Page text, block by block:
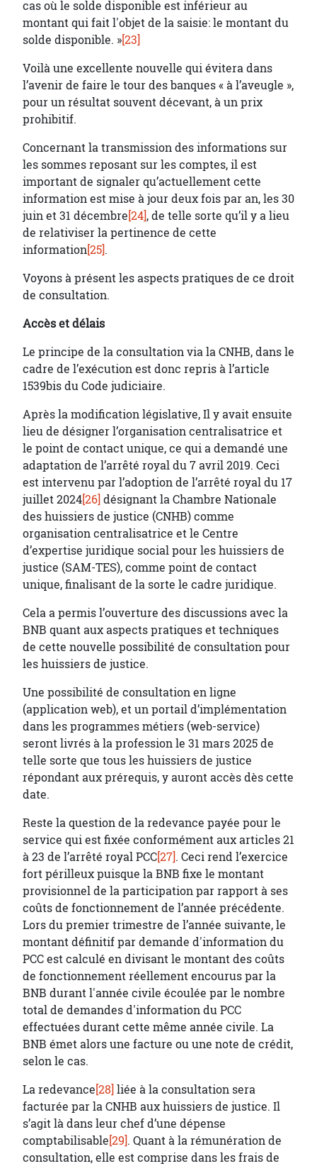
cas où le solde disponible est inférieur au
montant qui fait l'objet de la saisie: le montant du
solde disponible. »[23]
Voilà une excellente nouvelle qui évitera dans
l’avenir de faire le tour des banques « à l’aveugle »,
pour un résultat souvent décevant, à un prix
prohibitif.
Concernant la transmission des informations sur
les sommes reposant sur les comptes, il est
important de signaler qu’actuellement cette
information est mise à jour deux fois par an, les 30
juin et 31 décembre[24], de telle sorte qu’il y a lieu
de relativiser la pertinence de cette
information[25].
Voyons à présent les aspects pratiques de ce droit
de consultation.
Accès et délais
Le principe de la consultation via la CNHB, dans le
cadre de l’exécution est donc repris à l’article
1539bis du Code judiciaire.
Après la modification législative, Il y avait ensuite
lieu de désigner l’organisation centralisatrice et
le point de contact unique, ce qui a demandé une
adaptation de l’arrêté royal du 7 avril 2019. Ceci
est intervenu par l’adoption de l’arrêté royal du 17
juillet 2024[26] désignant la Chambre Nationale
des huissiers de justice (CNHB) comme
organisation centralisatrice et le Centre
d’expertise juridique social pour les huissiers de
justice (SAM-TES), comme point de contact
unique, finalisant de la sorte le cadre juridique.
Cela a permis l’ouverture des discussions avec la
BNB quant aux aspects pratiques et techniques
de cette nouvelle possibilité de consultation pour
les huissiers de justice.
Une possibilité de consultation en ligne
(application web), et un portail d’implémentation
dans les programmes métiers (web-service)
seront livrés à la profession le 31 mars 2025 de
telle sorte que tous les huissiers de justice
répondant aux prérequis, y auront accès dès cette
date.
Reste la question de la redevance payée pour le
service qui est fixée conformément aux articles 21
à 23 de l’arrêté royal PCC[27]. Ceci rend l’exercice
fort périlleux puisque la BNB fixe le montant
provisionnel de la participation par rapport à ses
coûts de fonctionnement de l’année précédente.
Lors du premier trimestre de l’année suivante, le
montant définitif par demande d'information du
PCC est calculé en divisant le montant des coûts
de fonctionnement réellement encourus par la
BNB durant l'année civile écoulée par le nombre
total de demandes d'information du PCC
effectuées durant cette même année civile. La
BNB émet alors une facture ou une note de crédit,
selon le cas.
La redevance[28] liée à la consultation sera
facturée par la CNHB aux huissiers de justice. Il
s’agit là dans leur chef d’une dépense
comptabilisable[29]. Quant à la rémunération de
consultation, elle est comprise dans les frais de